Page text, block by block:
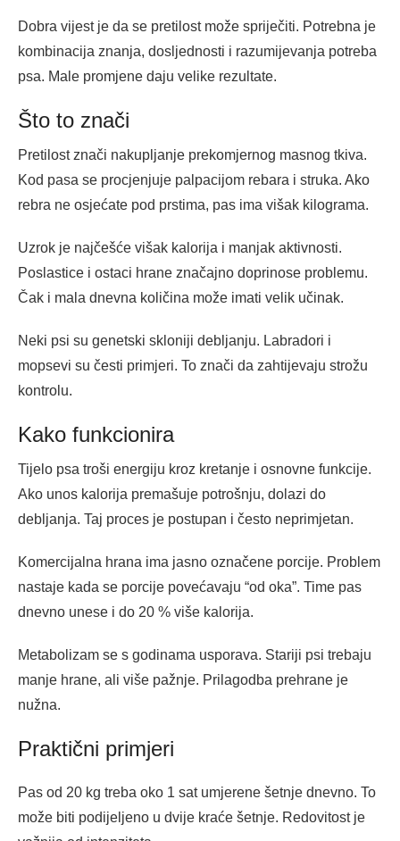
Dobra vijest je da se pretilost može spriječiti. Potrebna je
kombinacija znanja, dosljednosti i razumijevanja potreba
psa. Male promjene daju velike rezultate.
Što to znači
Pretilost znači nakupljanje prekomjernog masnog tkiva.
Kod pasa se procjenjuje palpacijom rebara i struka. Ako
rebra ne osjećate pod prstima, pas ima višak kilograma.
Uzrok je najčešće višak kalorija i manjak aktivnosti.
Poslastice i ostaci hrane značajno doprinose problemu.
Čak i mala dnevna količina može imati velik učinak.
Neki psi su genetski skloniji debljanju. Labradori i
mopsevi su česti primjeri. To znači da zahtijevaju strožu
kontrolu.
Kako funkcionira
Tijelo psa troši energiju kroz kretanje i osnovne funkcije.
Ako unos kalorija premašuje potrošnju, dolazi do
debljanja. Taj proces je postupan i često neprimjetan.
Komercijalna hrana ima jasno označene porcije. Problem
nastaje kada se porcije povećavaju “od oka”. Time pas
dnevno unese i do 20 % više kalorija.
Metabolizam se s godinama usporava. Stariji psi trebaju
manje hrane, ali više pažnje. Prilagodba prehrane je
nužna.
Praktični primjeri
Pas od 20 kg treba oko 1 sat umjerene šetnje dnevno. To
može biti podijeljeno u dvije kraće šetnje. Redovitost je